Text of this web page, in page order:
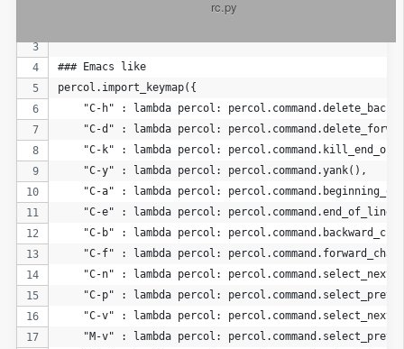
### Emacs like
percol.import_keymap({
"C-h" : lambda percol:
"C-d" : lambda percol:
"C-k" : lambda percol:
    "C-y" : lambda percol: percol.command.yank(),
"C-a" : lambda percol:
"C-e" : lambda percol:
"C-b" : lambda percol:
"C-f" : lambda percol:
"C-n" : lambda percol:
"C-p" : lambda percol:
"C-v" : lambda percol:
"M-v" : lambda percol: